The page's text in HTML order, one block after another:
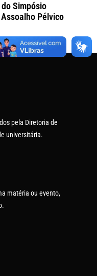
Simpósio
Pélvico
pela Diretoria de
universitária.
matéria ou evento,